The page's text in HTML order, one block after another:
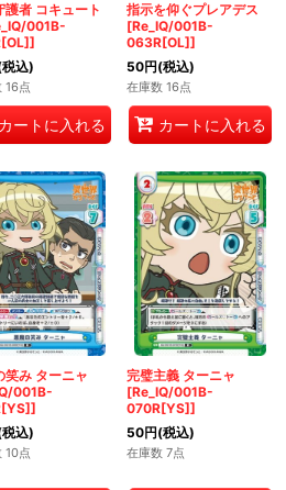
護者 コキュート
001B-
込)
16点
カートに入れる
指示を仰ぐプレアデス
[Re_IQ/001B-
063R[OL]]
50円(税込)
在庫数 16点
カートに入れる
笑み ターニャ
001B-
込)
10点
完璧主義 ターニャ
[Re_IQ/001B-
070R[YS]]
50円(税込)
在庫数 7点